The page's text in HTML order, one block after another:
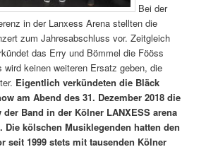
Bei der
in der Lanxess Arena stellten die
zum Jahresabschluss vor. Zeitgleich
das Erry und Bömmel die Fööss
wird keinen weiteren Ersatz geben, die
Eigentlich verkündeten die Bläck
am Abend des 31. Dezember 2018 die
Band in der Kölner LANXESS arena
Die kölschen Musiklegenden hatten den
seit 1999 stets mit tausenden Kölner